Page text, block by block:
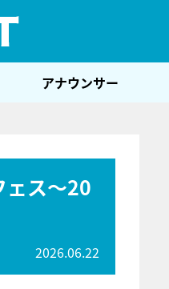
アナウンサー
ェス～20
2026.06.22